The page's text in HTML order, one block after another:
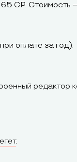
CP.
оплате за год).
редактор
.